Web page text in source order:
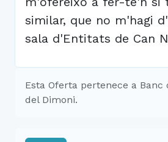
similar, que no m'hagi
sala d'Entitats de Can
Esta Oferta pertenece a Banc
del Dimoni.